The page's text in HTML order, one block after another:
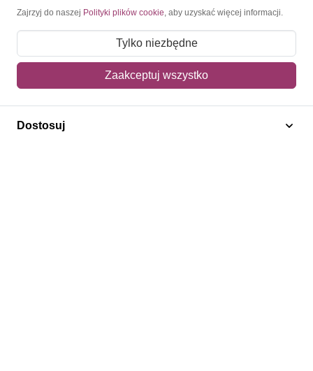
Kontakt
Obsługa klienta
Pomoc i FAQ
Zajrzyj do naszej Polityki plików cookie, aby uzyskać więcej informacji.
Tylko niezbędne
Zaakceptuj wszystko
Dostosuj